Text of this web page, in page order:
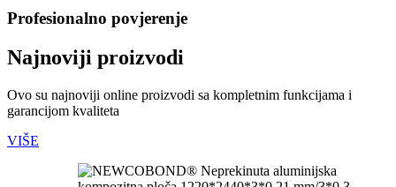
Profesionalno povjerenje
Najnoviji proizvodi
Ovo su najnoviji online proizvodi sa kompletnim funkcijama i
garancijom kvaliteta
VIŠE